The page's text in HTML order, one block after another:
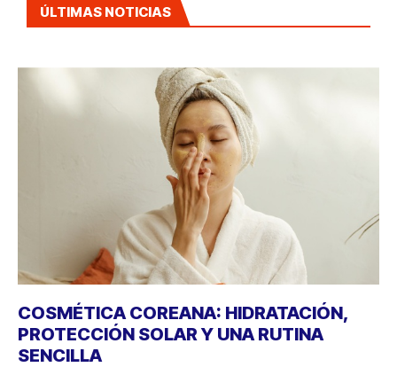
ÚLTIMAS NOTICIAS
COSMÉTICA COREANA: HIDRATACIÓN,
PROTECCIÓN SOLAR Y UNA RUTINA
SENCILLA